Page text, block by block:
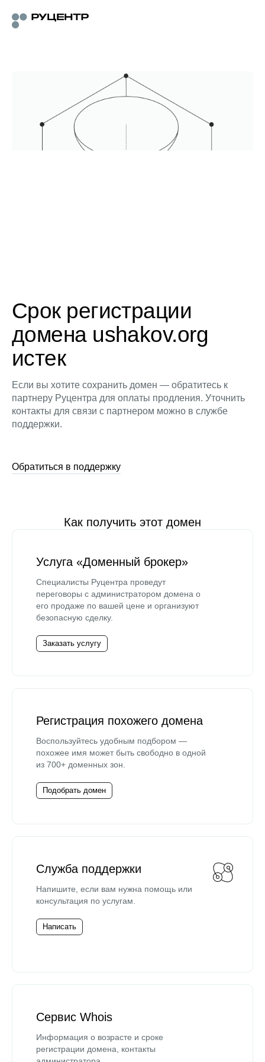
Срок регистрации
домена ushakov.org
истек
Если вы хотите сохранить домен — обратитесь к
партнеру Руцентра для оплаты продления. Уточнить
контакты для связи с партнером можно в службе
поддержки.
Обратиться в поддержку
Как получить этот домен
Услуга «Доменный брокер»
Специалисты Руцентра проведут
переговоры с администратором домена о
его продаже по вашей цене и организуют
безопасную сделку.
Заказать услугу
Регистрация похожего домена
Воспользуйтесь удобным подбором —
похожее имя может быть свободно в одной
из 700+ доменных зон.
Подобрать домен
Служба поддержки
Напишите, если вам нужна помощь или
консультация по услугам.
Написать
Сервис Whois
Информация о возрасте и сроке
регистрации домена, контакты